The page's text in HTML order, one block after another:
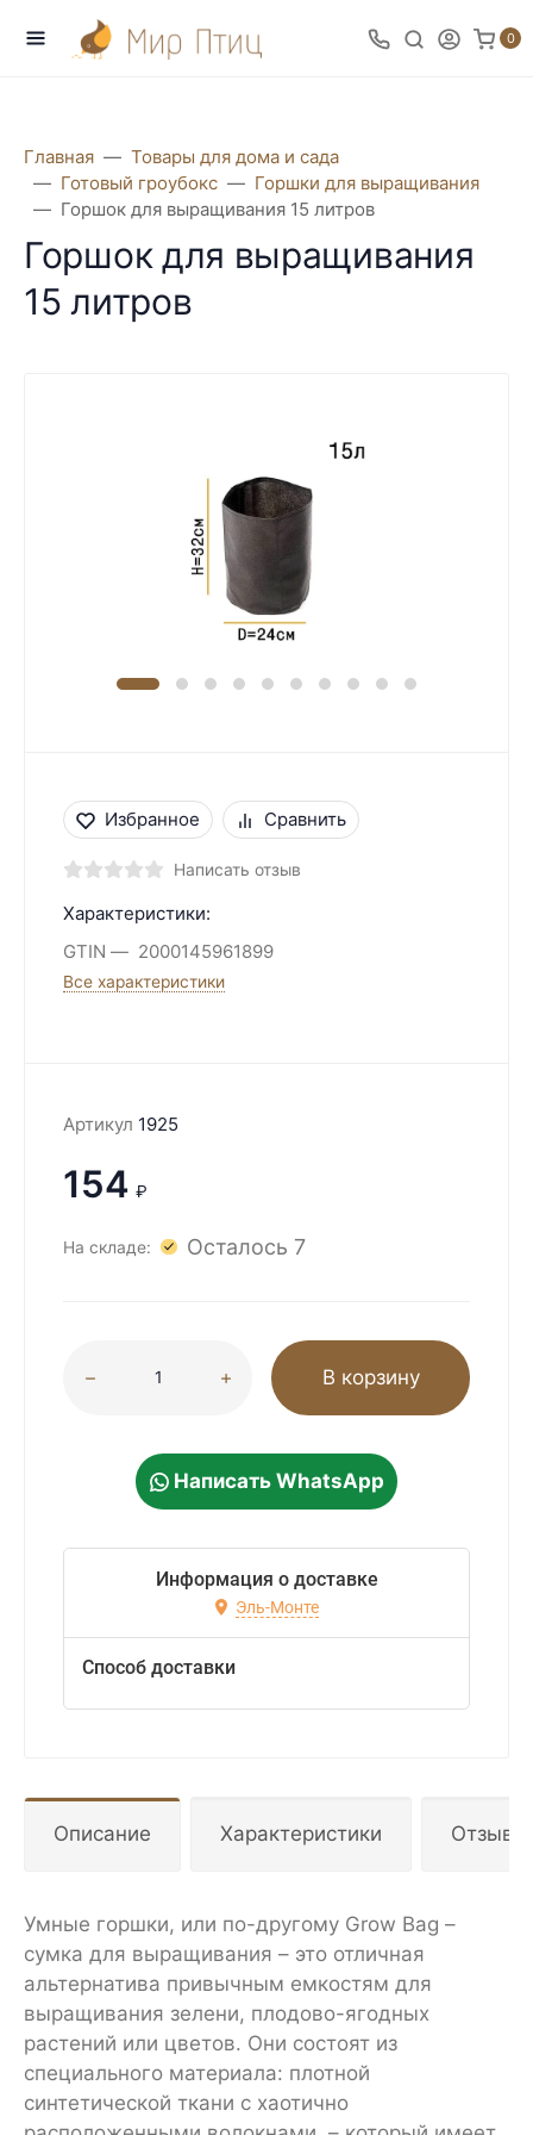
0
Главная
Товары для дома и сада
Готовый гроубокс
Горшки для выращивания
Горшок для выращивания 15 литров
Горшок для выращивания
15 литров
Избранное Сравнить
Написать отзыв
Характеристики:
GTIN
2000145961899
Все характеристики
Артикул 1925
154 ₽
На складе: Осталось 7
В корзину
Написать WhatsApp
Информация о доставке
Эль-Монте
Способ доставки
Описание Характеристики
Умные горшки, или по-другому Grow Bag –
сумка для выращивания – это отличная
альтернатива привычным емкостям для
выращивания зелени, плодово-ягодных
растений или цветов. Они состоят из
специального материала: плотной
синтетической ткани с хаотично